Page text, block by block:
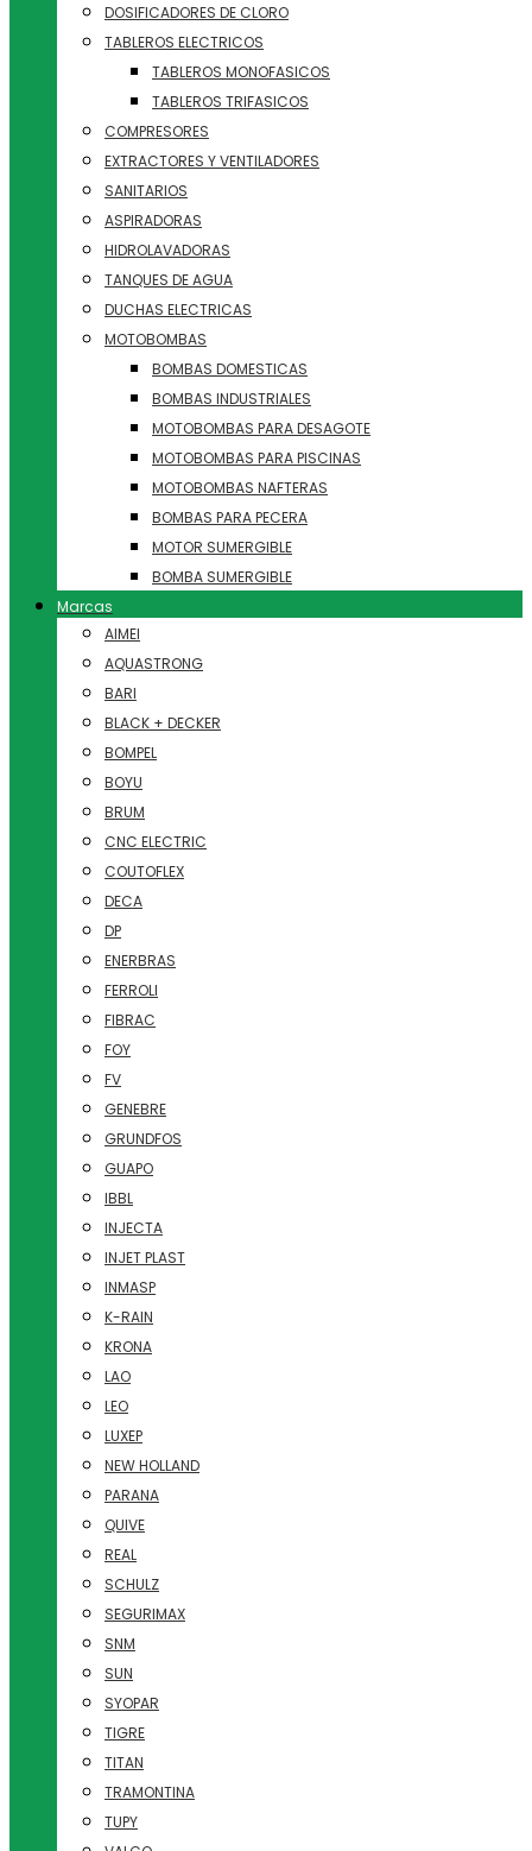
DOSIFICADORES DE CLORO
TABLEROS ELECTRICOS
TABLEROS MONOFASICOS
TABLEROS TRIFASICOS
COMPRESORES
EXTRACTORES Y VENTILADORES
SANITARIOS
ASPIRADORAS
HIDROLAVADORAS
TANQUES DE AGUA
DUCHAS ELECTRICAS
MOTOBOMBAS
BOMBAS DOMESTICAS
BOMBAS INDUSTRIALES
MOTOBOMBAS PARA DESAGOTE
MOTOBOMBAS PARA PISCINAS
MOTOBOMBAS NAFTERAS
BOMBAS PARA PECERA
MOTOR SUMERGIBLE
BOMBA SUMERGIBLE
Marcas
AIMEI
AQUASTRONG
BARI
BLACK + DECKER
BOMPEL
BOYU
BRUM
CNC ELECTRIC
COUTOFLEX
DECA
DP
ENERBRAS
FERROLI
FIBRAC
FOY
FV
GENEBRE
GRUNDFOS
GUAPO
IBBL
INJECTA
INJET PLAST
INMASP
K-RAIN
KRONA
LAO
LEO
LUXEP
NEW HOLLAND
PARANA
QUIVE
REAL
SCHULZ
SEGURIMAX
SNM
SUN
SYOPAR
TIGRE
TITAN
TRAMONTINA
TUPY